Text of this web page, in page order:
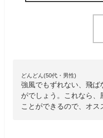
どんどん(50代・男性)
強風でもずれない、飛
がでしょう。これなら、
ことができるので、オス